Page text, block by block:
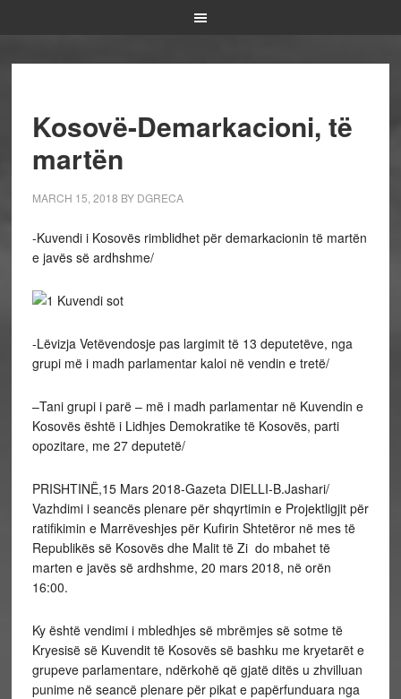
Kosovë-Demarkacioni, të
martën
MARCH 15, 2018 BY DGRECA
-Kuvendi i Kosovës rimblidhet për demarkacionin të martën
e javës së ardhshme/
-Lëvizja Vetëvendosje pas largimit të 13 deputetëve, nga
grupi më i madh parlamentar kaloi në vendin e tretë/
–Tani grupi i parë – më i madh parlamentar në Kuvendin e
Kosovës është i Lidhjes Demokratike të Kosovës, parti
opozitare, me 27 deputetë/
PRISHTINË,15 Mars 2018-Gazeta DIELLI-B.Jashari/
Vazhdimi i seancës plenare për shqyrtimin e Projektligjit për
ratifikimin e Marrëveshjes për Kufirin Shtetëror në mes të
Republikës së Kosovës dhe Malit të Zi do mbahet të
marten e javës së ardhshme, 20 mars 2018, në orën
16:00.
Ky është vendimi i mbledhjes së mbrëmjes së sotme të
Kryesisë së Kuvendit të Kosovës së bashku me kryetarët e
grupeve parlamentare, ndërkohë që gjatë ditës u zhvilluan
punime në seancë plenare për pikat e papërfunduara nga